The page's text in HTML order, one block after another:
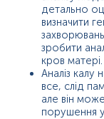
детально
визначити
зробити
кров матері.
Аналіз калу
все, слід
але він
порушення